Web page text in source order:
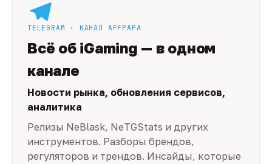
TELEGRAM · КАНАЛ AFFPAPA
Всё об iGaming — в одном
канале
Новости рынка, обновления сервисов,
аналитика
Релизы NeBlask, NeTGStats и других
инструментов. Разборы брендов,
регуляторов и трендов. Инсайды, которые